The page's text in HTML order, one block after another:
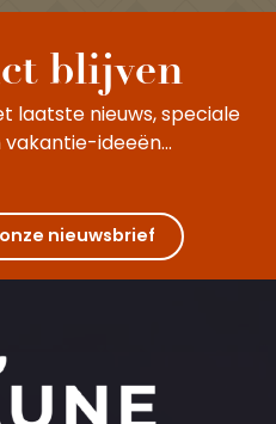
blijven
laatste nieuws, speciale
ideeën...
nieuwsbrief